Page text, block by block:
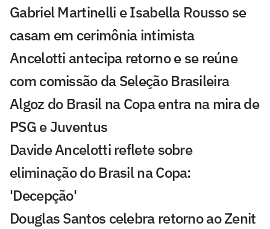
Gabriel Martinelli e Isabella Rousso se
casam em cerimônia intimista
Ancelotti antecipa retorno e se reúne
com comissão da Seleção Brasileira
Algoz do Brasil na Copa entra na mira de
PSG e Juventus
Davide Ancelotti reflete sobre
eliminação do Brasil na Copa:
'Decepção'
Douglas Santos celebra retorno ao Zenit